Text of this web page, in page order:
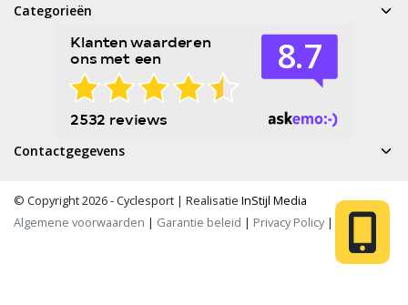
Categorieën
Contactgegevens
© Copyright 2026 - Cyclesport | Realisatie InStijl Media
Algemene voorwaarden | Garantie beleid | Privacy Policy| RSS Feed